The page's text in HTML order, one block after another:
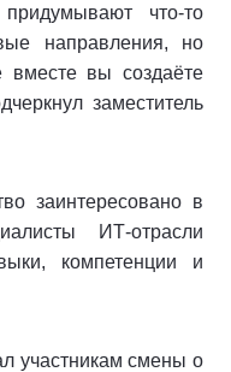
что-то
направления, но
вместе вы создаёте
заместитель
заинтересовано в
ИТ-отрасли
компетенции и
участникам смены о